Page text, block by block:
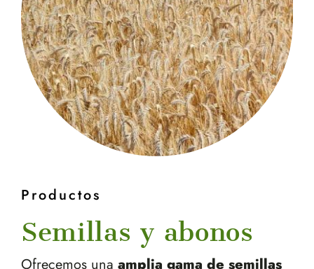
Productos
Semillas y abonos
Ofrecemos una amplia gama de semillas